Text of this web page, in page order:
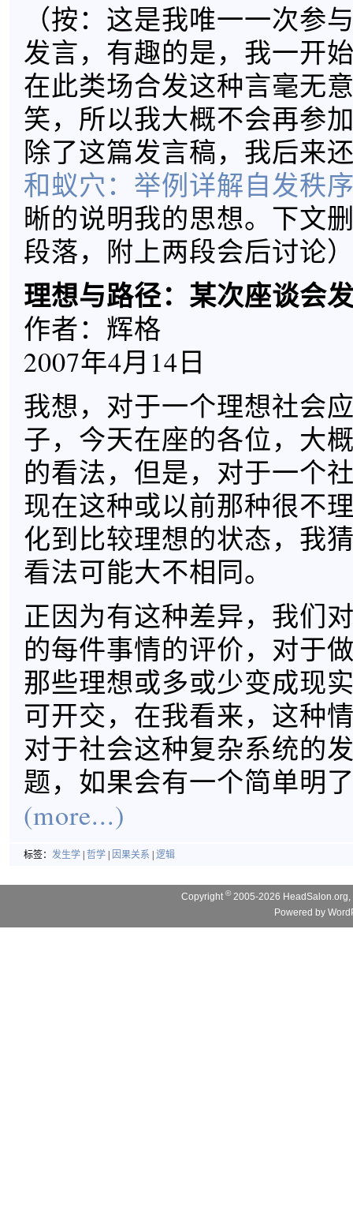
（按：这是我唯一一次参
发言，有趣的是，我一开
在此类场合发这种言毫无
笑，所以我大概不会再参
除了这篇发言稿，我后来
和蚁穴：举例详解自发秩
晰的说明我的思想。下文
段落，附上两段会后讨论
理想与路径：某次座谈会
作者：辉格
2007年4月14日
我想，对于一个理想社会
子，今天在座的各位，大
的看法，但是，对于一个
现在这种或以前那种很不
化到比较理想的状态，我
看法可能大不相同。
正因为有这种差异，我们
的每件事情的评价，对于
那些理想或多或少变成现
可开交，在我看来，这种
对于社会这种复杂系统的
题，如果会有一个简单明
(more...)
标签： 发生学 哲学 因果关系 逻辑
Copyright© 2005-2026
Powered by